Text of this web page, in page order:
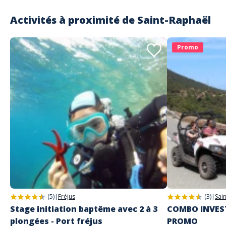
Activités à proximité de Saint-Raphaël
(5)| Fréjus
Stage initiation baptême avec 2 à 3
plongées - Port fréjus
Promo
(3)|
COMBO
PROMO